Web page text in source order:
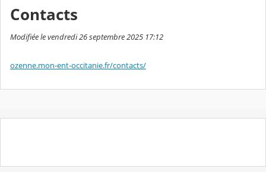
Contacts
Modifiée le vendredi 26 septembre 2025 17:12
ozenne.mon-ent-occitanie.fr/contacts/